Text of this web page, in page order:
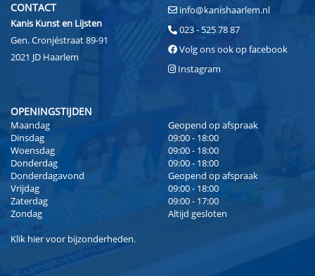
CONTACT
Kanis Kunst en Lijsten
Gen. Cronjéstraat 89-91
2021 JD Haarlem
info@kanishaarlem.nl
023 - 525 78 87
Volg ons ook op facebook
Instagram
OPENINGSTIJDEN
Maandag
Geopend op afspraak
Dinsdag
09:00 - 18:00
Woensdag
09:00 - 18:00
Donderdag
09:00 - 18:00
Donderdagavond
Geopend op afspraak
Vrijdag
09:00 - 18:00
Zaterdag
09:00 - 17:00
Zondag
Altijd gesloten
Klik hiervoor bijzonderheden.